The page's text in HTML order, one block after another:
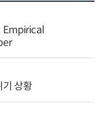
기 상황